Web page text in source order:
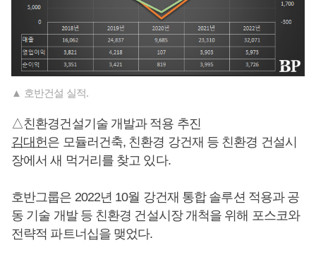
▲ 호반건설 실적.
△친환경건설기술 개발과 적용 추진
김대헌은 모듈러건축, 친환경 강건재 등 친환경 건설시
장에서 새 먹거리를 찾고 있다.
호반그룹은 2022년 10월 강건재 통합 솔루션 적용과 공
동 기술 개발 등 친환경 건설시장 개척을 위해 포스코와
전략적 파트너십을 맺었다.